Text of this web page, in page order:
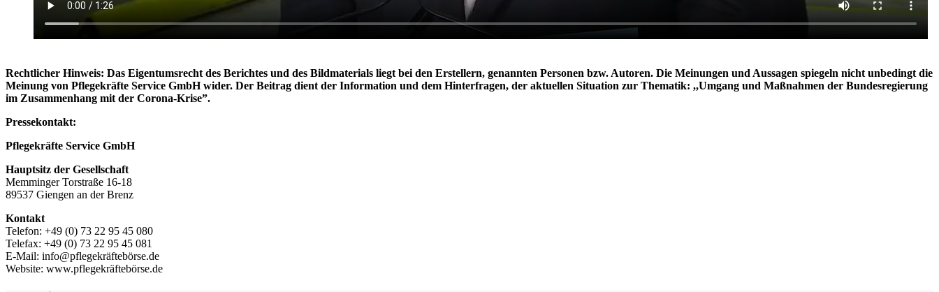
Rechtlicher Hinweis: Das Eigentumsrecht des Berichtes und des Bildmaterials liegt bei den Erstellern, genannten Personen bzw. Autoren. Die Meinungen und Aussagen spiegeln nicht unbedingt die
Meinung von Pflegekräfte Service GmbH wider. Der Beitrag dient der Information und dem Hinterfragen, der aktuellen Situation zur Thematik: ,,Umgang und Maßnahmen der Bundesregierung
im Zusammenhang mit der Corona-Krise”.
Pressekontakt:
Pflegekräfte Service GmbH
Hauptsitz der Gesellschaft
Memminger Torstraße 16-18
89537 Giengen an der Brenz
Kontakt
Telefon: +49 (0) 73 22 95 45 080
Telefax: +49 (0) 73 22 95 45 081
E-Mail: info@pflegekräftebörse.de
Website: www.pflegekräftebörse.de